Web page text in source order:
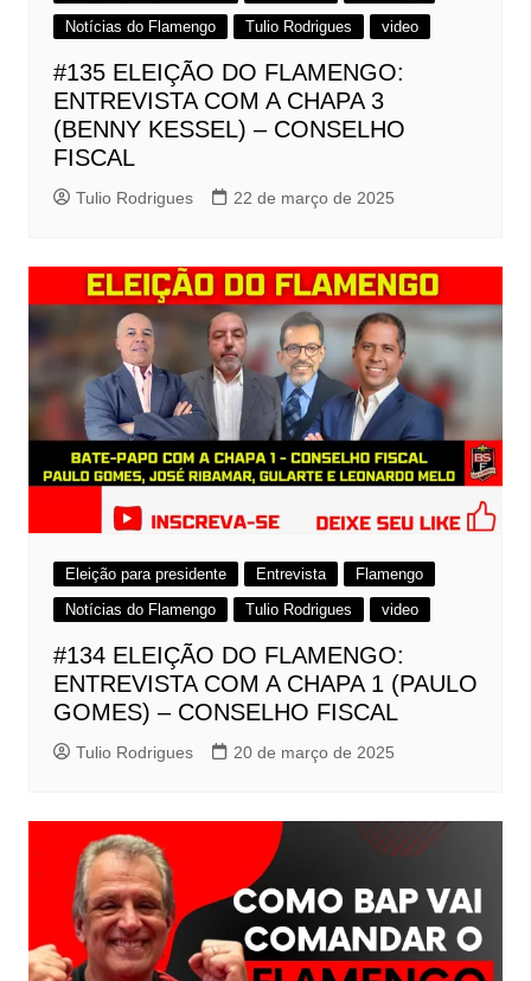
Notícias do Flamengo
Tulio Rodrigues video
#135 ELEIÇÃO DO FLAMENGO:
ENTREVISTA COM A CHAPA 3
(BENNY KESSEL) – CONSELHO
FISCAL
Tulio Rodrigues 22 de março de 2025
Eleição para presidente Entrevista
Flamengo
Notícias do Flamengo
Tulio Rodrigues video
#134 ELEIÇÃO DO FLAMENGO:
ENTREVISTA COM A CHAPA 1 (PAULO
GOMES) – CONSELHO FISCAL
Tulio Rodrigues 20 de março de 2025